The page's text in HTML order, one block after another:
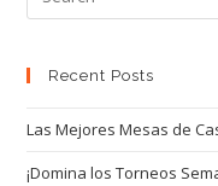
Recent Posts
Las Mejores Mesas de
¡Domina los Torneos